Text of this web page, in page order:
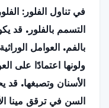
في تناول الفلور:
التسمم بالفلور. قد
بالفم. العوامل
ولونها اعتمادًا على
الأسنان وتصبغها. قد
السن في ترقق مينا